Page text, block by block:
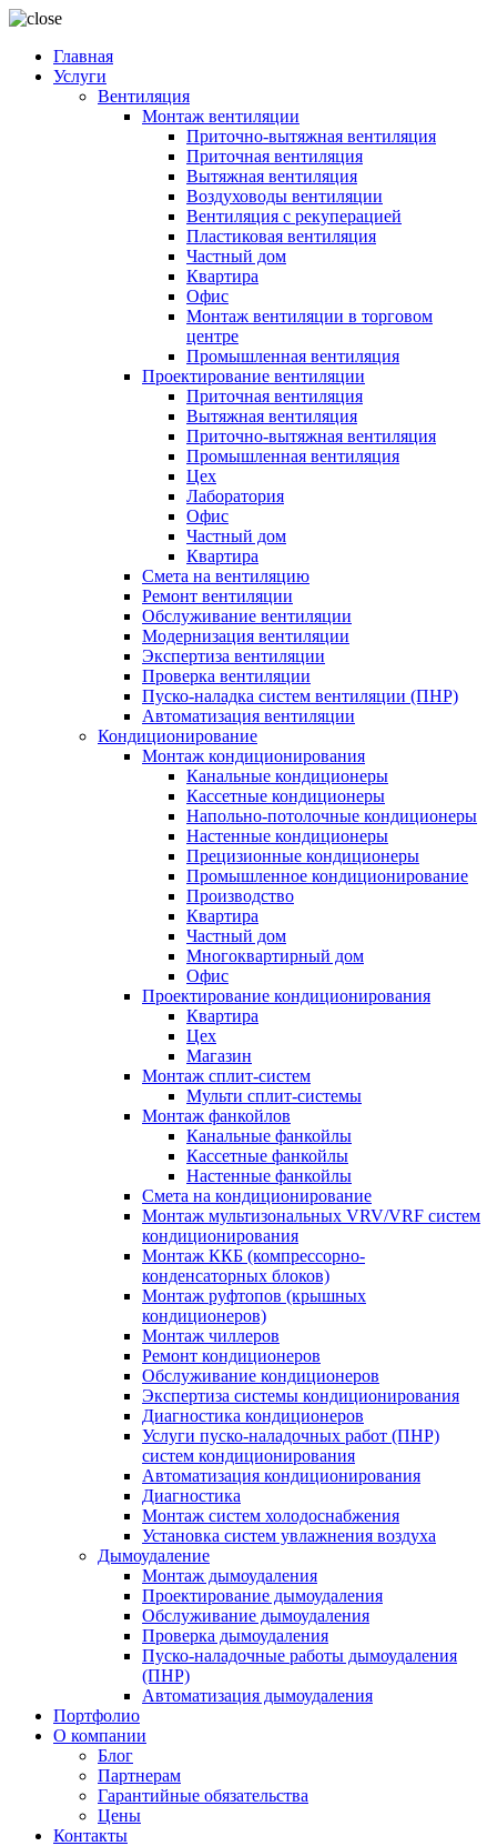
Главная
Услуги
Вентиляция
Монтаж вентиляции
Приточно-вытяжная вентиляция
Приточная вентиляция
Вытяжная вентиляция
Воздуховоды вентиляции
Вентиляция с рекуперацией
Пластиковая вентиляция
Частный дом
Квартира
Офис
Монтаж вентиляции в торговом
центре
Промышленная вентиляция
Проектирование вентиляции
Приточная вентиляция
Вытяжная вентиляция
Приточно-вытяжная вентиляция
Промышленная вентиляция
Цех
Лаборатория
Офис
Частный дом
Квартира
Смета на вентиляцию
Ремонт вентиляции
Обслуживание вентиляции
Модернизация вентиляции
Экспертиза вентиляции
Проверка вентиляции
Пуско-наладка систем вентиляции (ПНР)
Автоматизация вентиляции
Кондиционирование
Монтаж кондиционирования
Канальные кондиционеры
Кассетные кондиционеры
Напольно-потолочные кондиционеры
Настенные кондиционеры
Прецизионные кондиционеры
Промышленное кондиционирование
Производство
Квартира
Частный дом
Многоквартирный дом
Офис
Проектирование кондиционирования
Квартира
Цех
Магазин
Монтаж сплит-систем
Мульти сплит-системы
Монтаж фанкойлов
Канальные фанкойлы
Кассетные фанкойлы
Настенные фанкойлы
Смета на кондиционирование
Монтаж мультизональных VRV/VRF систем
кондиционирования
Монтаж ККБ (компрессорно-
конденсаторных блоков)
Монтаж руфтопов (крышных
кондиционеров)
Монтаж чиллеров
Ремонт кондиционеров
Обслуживание кондиционеров
Экспертиза системы кондиционирования
Диагностика кондиционеров
Услуги пуско-наладочных работ (ПНР)
систем кондиционирования
Автоматизация кондиционирования
Диагностика
Монтаж систем холодоснабжения
Установка систем увлажнения воздуха
Дымоудаление
Монтаж дымоудаления
Проектирование дымоудаления
Обслуживание дымоудаления
Проверка дымоудаления
Пуско-наладочные работы дымоудаления
(ПНР)
Автоматизация дымоудаления
Портфолио
О компании
Блог
Партнерам
Гарантийные обязательства
Цены
Контакты